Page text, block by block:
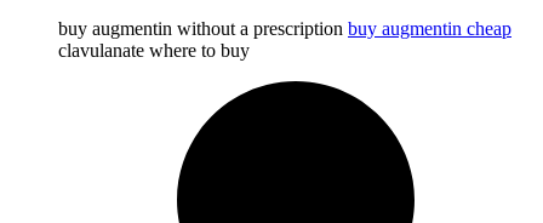
buy augmentin without a prescription buy augmentin cheap
clavulanate where to buy